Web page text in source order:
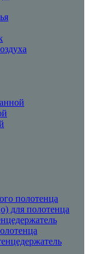
полотенца
для полотенца